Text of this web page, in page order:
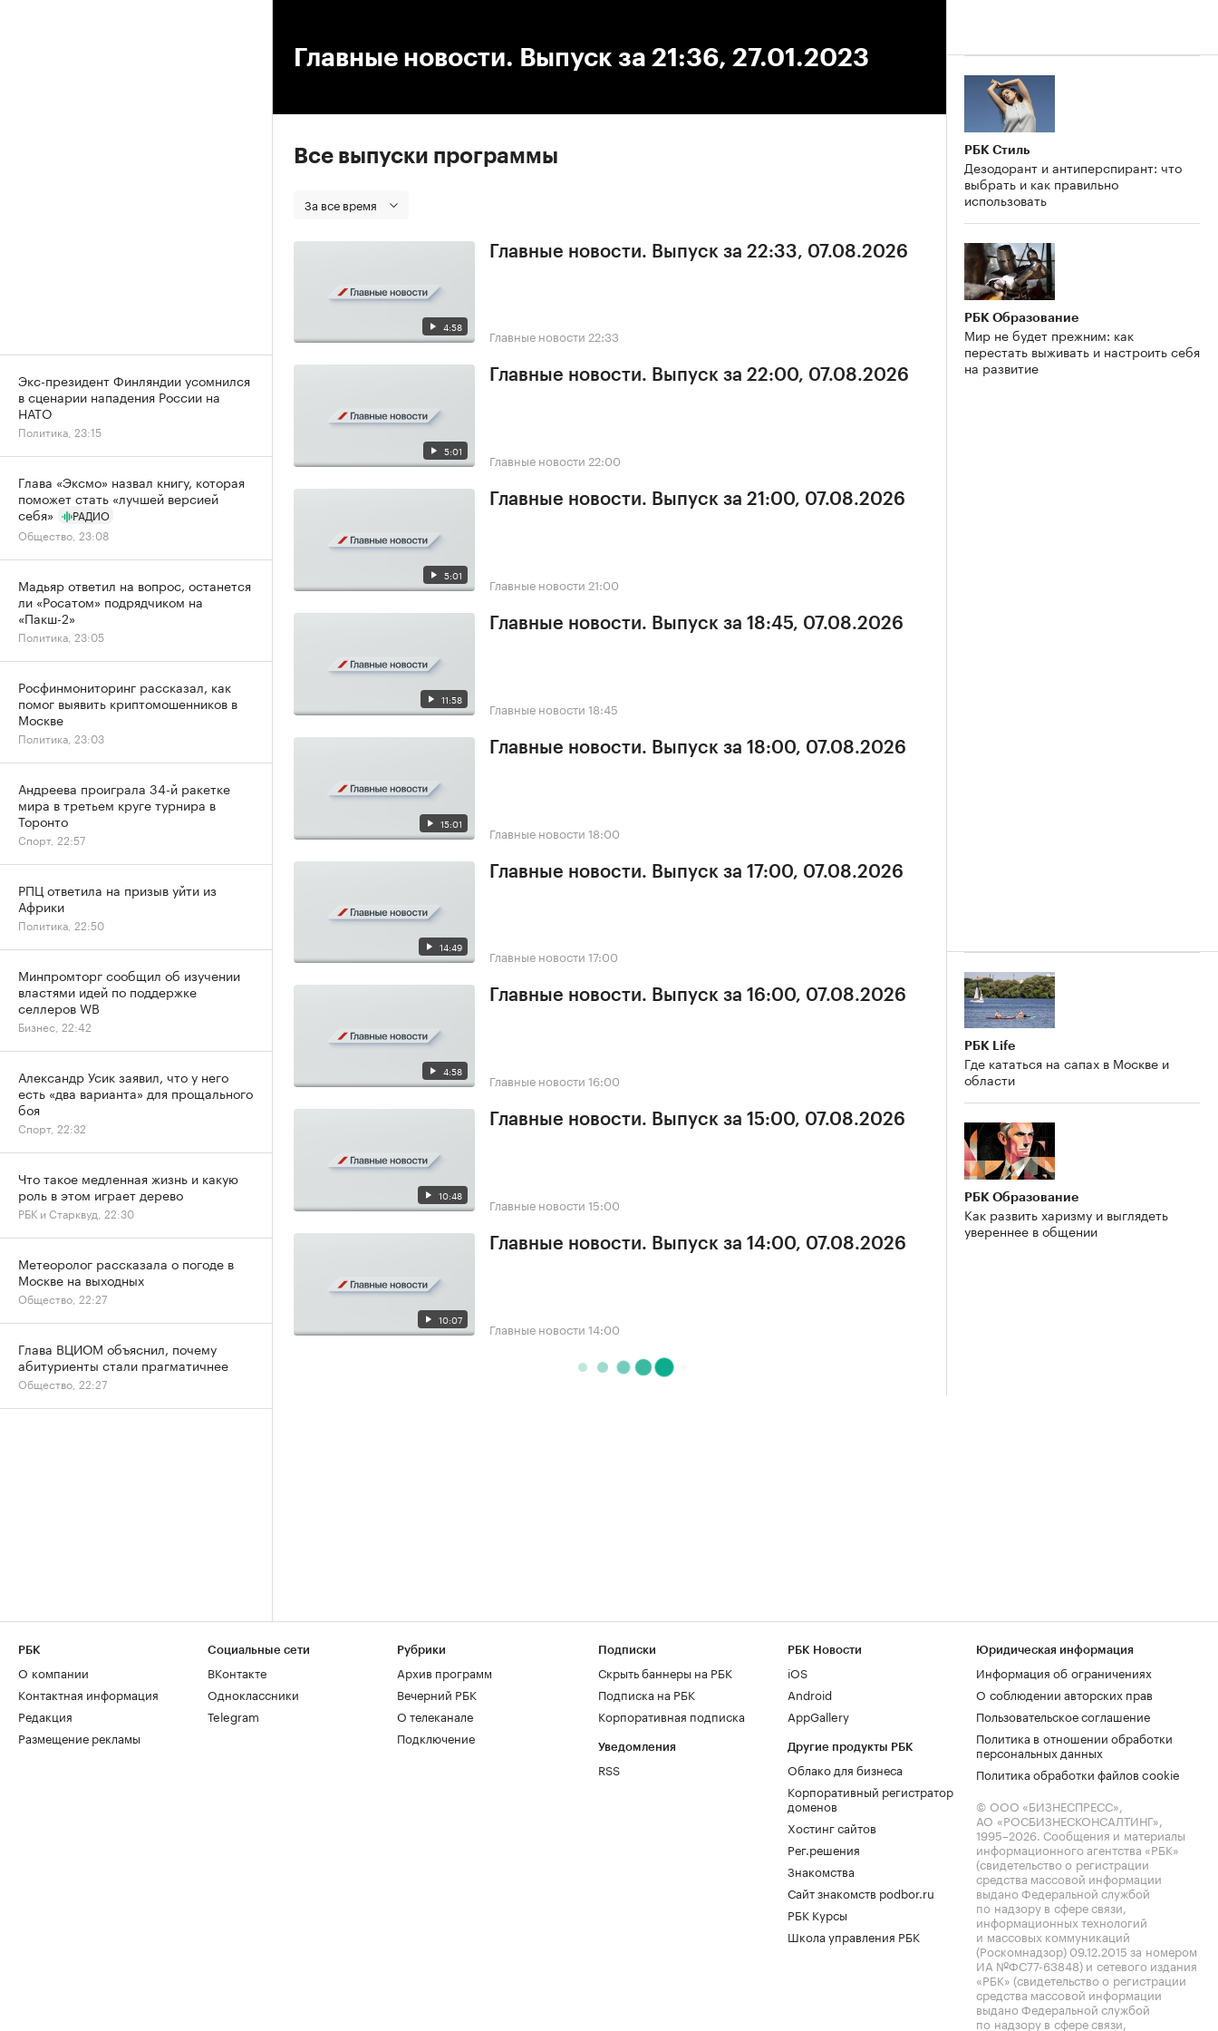
Главные новости. Выпуск за 21:36, 27.01.2023
Все выпуски программы
За все время
4:58
Главные новости. Выпуск за 22:33, 07.08.2026
Главные новости 22:33
5:01
Главные новости. Выпуск за 22:00, 07.08.2026
Главные новости 22:00
5:01
Главные новости. Выпуск за 21:00, 07.08.2026
Главные новости 21:00
11:58
Главные новости. Выпуск за 18:45, 07.08.2026
Главные новости 18:45
15:01
Главные новости. Выпуск за 18:00, 07.08.2026
Главные новости 18:00
14:49
Главные новости. Выпуск за 17:00, 07.08.2026
Главные новости 17:00
4:58
Главные новости. Выпуск за 16:00, 07.08.2026
Главные новости 16:00
10:48
Главные новости. Выпуск за 15:00, 07.08.2026
Главные новости 15:00
10:07
Главные новости. Выпуск за 14:00, 07.08.2026
Главные новости 14:00
РБК Стиль
Дезодорант и антиперспирант: что
выбрать и как правильно
использовать
РБК Образование
Мир не будет прежним: как
перестать выживать и настроить себя
на развитие
РБК Life
Где кататься на сапах в Москве и
области
РБК Образование
Как развить харизму и выглядеть
увереннее в общении
Экс-президент Финляндии усомнился
в сценарии нападения России на
НАТО
Политика, 23:15
Глава «Эксмо» назвал книгу, которая
поможет стать «лучшей версией
себя»
РАДИО
Общество, 23:08
Мадьяр ответил на вопрос, останется
ли «Росатом» подрядчиком на
«Пакш-2»
Политика, 23:05
Росфинмониторинг рассказал, как
помог выявить криптомошенников в
Москве
Политика, 23:03
Андреева проиграла 34-й ракетке
мира в третьем круге турнира в
Торонто
Спорт, 22:57
РПЦ ответила на призыв уйти из
Африки
Политика, 22:50
Минпромторг сообщил об изучении
властями идей по поддержке
селлеров WB
Бизнес, 22:42
Александр Усик заявил, что у него
есть «два варианта» для прощального
боя
Спорт, 22:32
Что такое медленная жизнь и какую
роль в этом играет дерево
РБК и Старквуд, 22:30
Метеоролог рассказала о погоде в
Москве на выходных
Общество, 22:27
Глава ВЦИОМ объяснил, почему
абитуриенты стали прагматичнее
Общество, 22:27
РБК
О компании
Контактная информация
Редакция
Размещение рекламы
Социальные сети
ВКонтакте
Одноклассники
Telegram
Рубрики
Архив программ
Вечерний РБК
О телеканале
Подключение
Подписки
Скрыть баннеры на РБК
Подписка на РБК
Корпоративная подписка
Уведомления
RSS
РБК Новости
iOS
Android
AppGallery
Другие продукты РБК
Облако для бизнеса
Корпоративный регистратор
доменов
Хостинг сайтов
Рег.решения
Знакомства
Сайт знакомств podbor.ru
РБК Курсы
Школа управления РБК
Юридическая информация
Информация об ограничениях
О соблюдении авторских прав
Пользовательское соглашение
Политика в отношении обработки
персональных данных
Политика обработки файлов cookie
© ООО «БИЗНЕСПРЕСС»,
АО «РОСБИЗНЕСКОНСАЛТИНГ»,
1995–2026. Сообщения и материалы
информационного агентства «РБК»
(свидетельство о регистрации
средства массовой информации
выдано Федеральной службой
по надзору в сфере связи,
информационных технологий
и массовых коммуникаций
(Роскомнадзор) 09.12.2015 за номером
ИА №ФС77-63848) и сетевого издания
«РБК» (свидетельство о регистрации
средства массовой информации
выдано Федеральной службой
по надзору в сфере связи,